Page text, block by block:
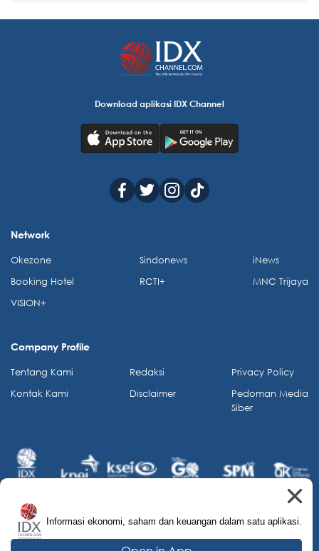
Informasi ekonomi, saham dan keuangan dalam satu aplikasi.
Download aplikasi IDX Channel
Network
Okezone
Booking Hotel
VISION+
Sindonews
RCTI+
iNews
MNC Trijaya
Company Profile
Tentang Kami
Kontak Kami
Redaksi
Disclaimer
Privacy Policy
Pedoman Media
Siber
© 2026 IDX Channel. All Rights Reserved.